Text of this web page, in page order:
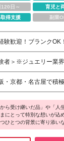
120日～ 育児と
得支援 副業
験歓迎！ブランクOK
も大歓迎 □学歴不問
方、大歓迎です.:*･ﾟ ◎「売
たい方 ◎上質な接客
ナルを目指したい方
や職人と力を合わせ
支えたい方
者＞※ジュエリー業
手当＋業績賞与 ＜未経験者＞ 月給24万円
当＋業績賞与 ＊昇給/年1回 ＊通勤手当
※店長及び副店長昇格
長手当を支給。 ※最
用期間中は有期の社
・京都・名古屋で積
となります ※転勤は
大阪高
目1番5号 【Cadensia&Conciel京都高島
京都府京都市下京区
名古屋
駅1丁目1番4号 【Cadensia&Conciel日本
から受け継いだ品」や「人
にとって特別な想いが込
ひとつの背景に寄り添い
が印象的でした。宝石や
境があり、「またあなた